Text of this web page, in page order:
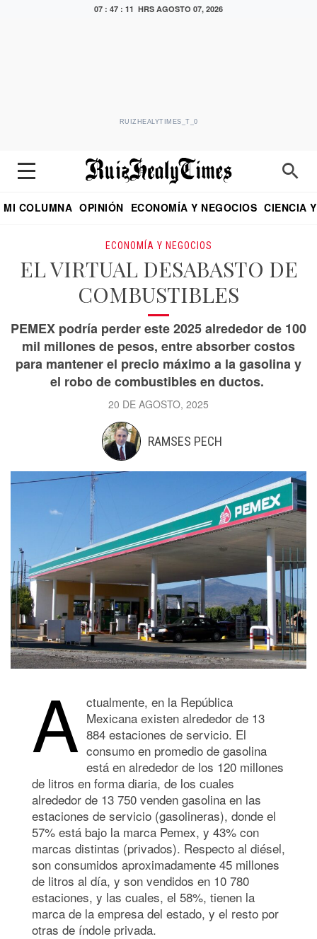
07 : 47 : 12 HRS AGOSTO 07, 2026
RUIZHEALYTIMES_T_0
MI COLUMNA OPINIÓN ECONOMÍA Y NEGOCIOS CIENCIA
ECONOMÍA Y NEGOCIOS
EL VIRTUAL DESABASTO DE
COMBUSTIBLES
PEMEX podría perder este 2025 alrededor de 100
mil millones de pesos, entre absorber costos
para mantener el precio máximo a la gasolina y
el robo de combustibles en ductos.
20 DE AGOSTO, 2025
RAMSES PECH
A ctualmente, en la República
Mexicana existen alrededor de 13
884 estaciones de servicio. El
consumo en promedio de gasolina
está en alrededor de los 120 millones
de litros en forma diaria, de los cuales
alrededor de 13 750 venden gasolina en las
estaciones de servicio (gasolineras), donde el
57% está bajo la marca Pemex, y 43% con
marcas distintas (privados). Respecto al diésel,
son consumidos aproximadamente 45 millones
de litros al día, y son vendidos en 10 780
estaciones, y las cuales, el 58%, tienen la
marca de la empresa del estado, y el resto por
otras de índole privada.